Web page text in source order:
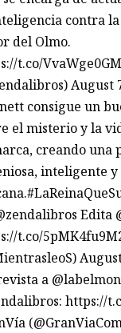
contra la
del Olmo.
t.co/
August
consigue un
el misterio y la
creando una
inteligente y
Edita
t.co/
a
https://